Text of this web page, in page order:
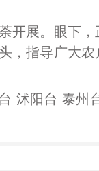
展。眼下，
，指导广大农
沭阳台 泰州